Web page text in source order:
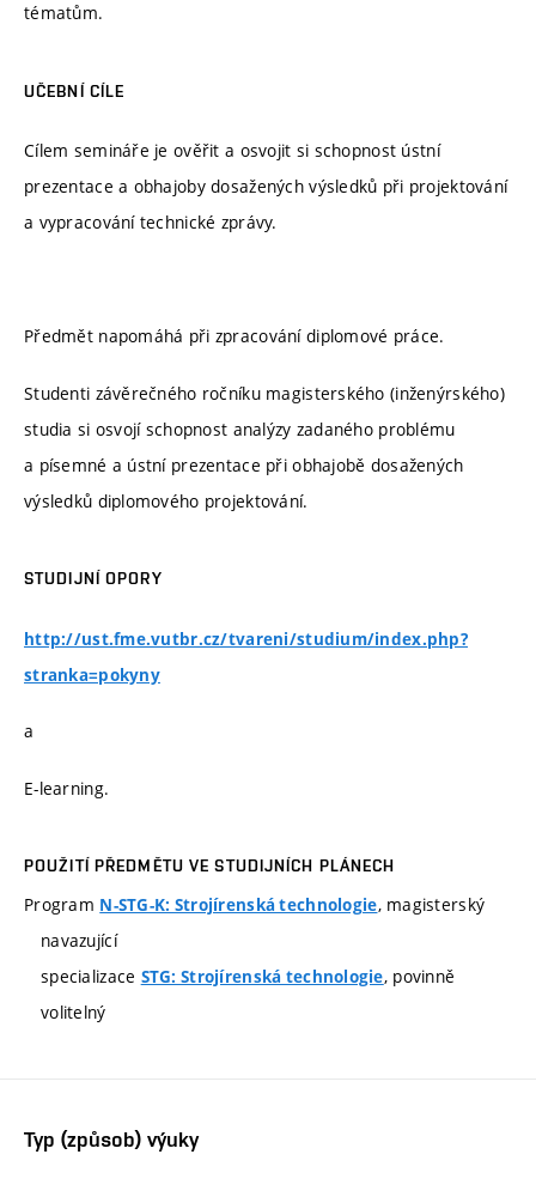
tématům.
UČEBNÍ CÍLE
Cílem semináře je ověřit a osvojit si schopnost ústní
prezentace a obhajoby dosažených výsledků při projektování
a vypracování technické zprávy.
Předmět napomáhá při zpracování diplomové práce.
Studenti závěrečného ročníku magisterského (inženýrského)
studia si osvojí schopnost analýzy zadaného problému
a písemné a ústní prezentace při obhajobě dosažených
výsledků diplomového projektování.
STUDIJNÍ OPORY
http://ust.fme.vutbr.cz/tvareni/studium/index.php?
stranka=pokyny
a
E-learning.
POUŽITÍ PŘEDMĚTU VE STUDIJNÍCH PLÁNECH
Program N-STG-K: Strojírenská technologie, magisterský
navazující
specializace STG: Strojírenská technologie, povinně
volitelný
Typ (způsob) výuky